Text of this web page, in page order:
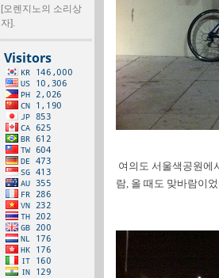
[오렌지노의 소리상
자].
여의도 서울색공원에
람, 올 때도 맞바람이